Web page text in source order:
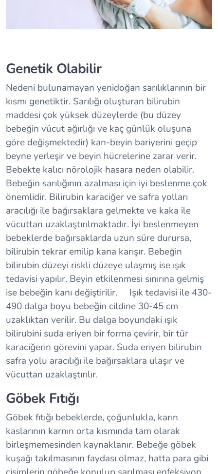
Genetik Olabilir
Nedeni bulunamayan yenidoğan sarılıklarının bir
kısmı genetiktir. Sarılığı oluşturan bilirubin
maddesi çok yüksek düzeylerde (bu düzey
bebeğin vücut ağırlığı ve kaç günlük oluşuna
göre değişmektedir) kan-beyin bariyerini geçip
beyne yerleşir ve beyin hücrelerine zarar verir.
Bebekte kalıcı nörolojik hasara neden olabilir.
Bebeğin sarılığının azalması için iyi beslenme çok
önemlidir. Bilirubin karaciğer ve safra yolları
aracılığı ile bağırsaklara gelmekte ve kaka ile
vücuttan uzaklaştırılmaktadır. İyi beslenmeyen
bebeklerde bağırsaklarda uzun süre durursa,
bilirubin tekrar emilip kana karışır. Bebeğin
bilirubin düzeyi riskli düzeye ulaşmış ise ışık
tedavisi yapılır. Beyin etkilenmesi sınırına gelmiş
ise bebeğin kanı değiştirilir. Işık tedavisi ile 430-
490 dalga boyu bebeğin cildine 30-45 cm
uzaklıktan verilir. Bu dalga boyundaki ışık
bilirubini suda eriyen bir forma çevirir, bir tür
karaciğerin görevini yapar. Suda eriyen bilirubin
safra yolu aracılığı ile bağırsaklara ulaşır ve
vücuttan uzaklaştırılır.
Göbek Fıtığı
Göbek fıtığı bebeklerde, çoğunlukla, karın
kaslarının karnın orta kısmında tam olarak
birleşmemesinden kaynaklanır. Bebeğe göbek
kuşağı takılmasının faydası olmaz, hatta para gibi